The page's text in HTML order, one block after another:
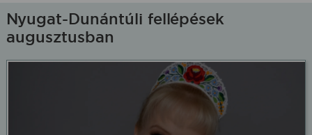
régióban
Nyugat-Dunántúli fellépések
augusztusban